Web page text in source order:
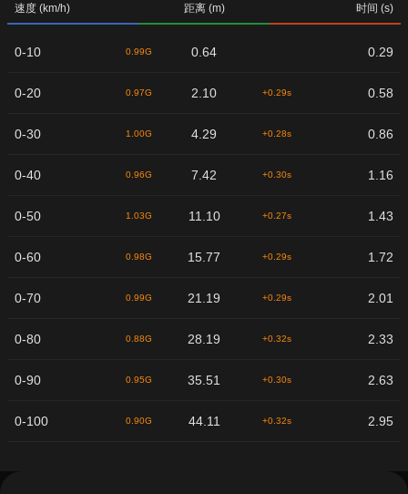
速度 (km/h) 距离 (m) 时间 (s)
0-10 0.99G 0.64 0.29
0-20 0.97G 2.10 +0.29s 0.58
0-30 1.00G 4.29 +0.28s 0.86
0-40 0.96G 7.42 +0.30s 1.16
0-50 1.03G 11.10 +0.27s 1.43
0-60 0.98G 15.77 +0.29s 1.72
0-70 0.99G 21.19 +0.29s 2.01
0-80 0.88G 28.19 +0.32s 2.33
0-90 0.95G 35.51 +0.30s 2.63
0-100 0.90G 44.11 +0.32s 2.95